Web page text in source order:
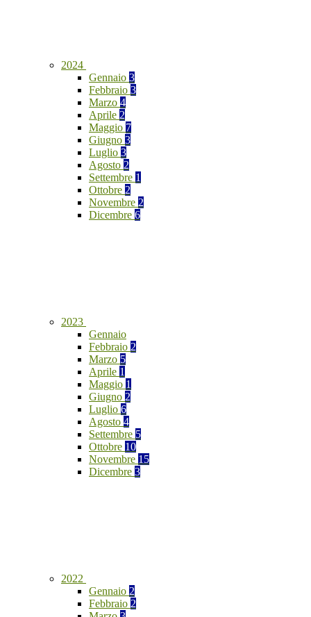
2024
Gennaio 3
Febbraio 3
Marzo 4
Aprile 2
Maggio 7
Giugno 3
Luglio 3
Agosto 2
Settembre 1
Ottobre 2
Novembre 2
Dicembre 6
2023
Gennaio
Febbraio 2
Marzo 5
Aprile 1
Maggio 1
Giugno 2
Luglio 6
Agosto 4
Settembre 5
Ottobre 10
Novembre 15
Dicembre 3
2022
Gennaio 2
Febbraio 2